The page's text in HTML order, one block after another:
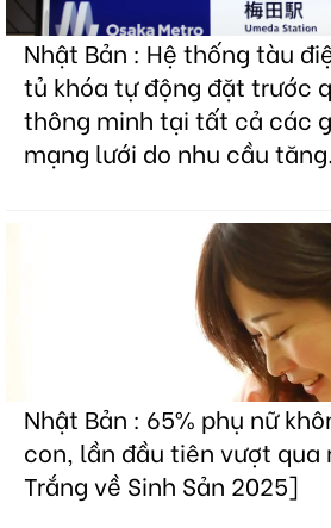
Nhật Bản : Hệ thống tàu
tủ khóa tự động đặt trước
thông minh tại tất cả các
mạng lưới do nhu cầu tăng.
Nhật Bản : 65% phụ nữ
con, lần đầu tiên vượt qua
Trắng về Sinh Sản 2025]